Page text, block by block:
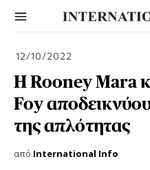
12/10/2022
H Rooney Mara
Foy
της απλότητας
από International Info